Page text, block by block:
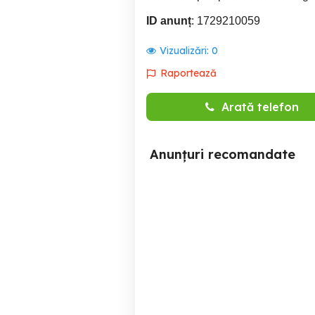
ID anunț: 1729210059
Vizualizări: 0
Raportează
Arată telefon
Anunțuri recomandate